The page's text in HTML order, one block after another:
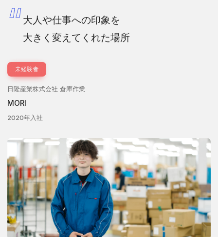
大人や仕事への印象を
大きく変えてくれた場所
未経験者
日隆産業株式会社 倉庫作業
MORI
2020年入社